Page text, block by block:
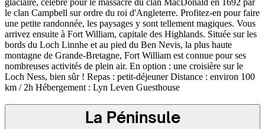
glaciaire, célèbre pour le massacre du clan MacDonald en 1692 par
le clan Campbell sur ordre du roi d'Angleterre. Profitez-en pour faire
une petite randonnée, les paysages y sont tellement magiques. Vous
arrivez ensuite à Fort William, capitale des Highlands. Située sur les
bords du Loch Linnhe et au pied du Ben Nevis, la plus haute
montagne de Grande-Bretagne, Fort William est connue pour ses
nombreuses activités de plein air. En option : une croisière sur le
Loch Ness, bien sûr ! Repas : petit-déjeuner Distance : environ 100
km / 2h Hébergement : Lyn Leven Guesthouse
La Péninsule